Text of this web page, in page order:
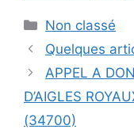
Catégories
Non classé
Quelques
APPEL A
D’AIGLES
(34700)